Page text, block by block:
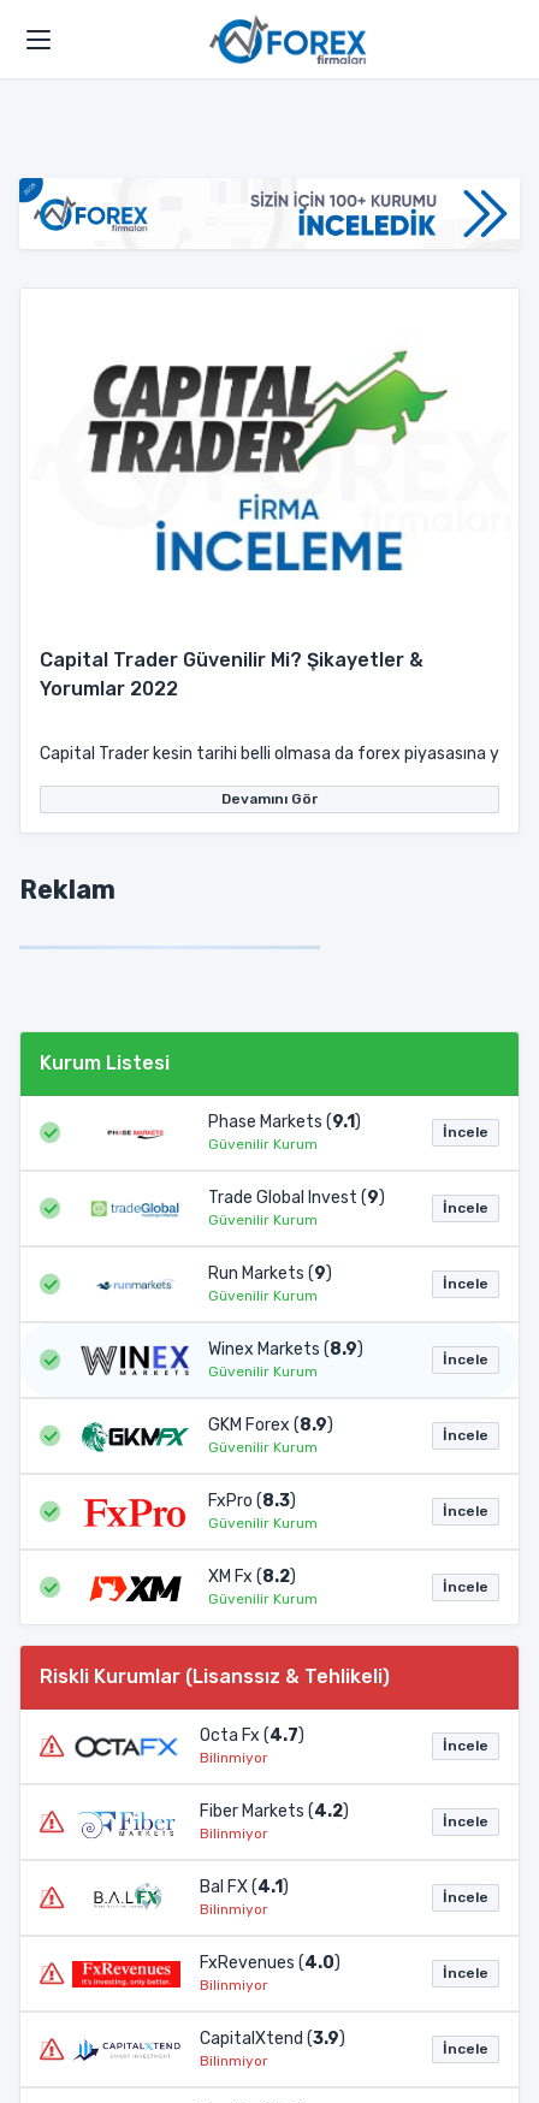
Capital Trader Güvenilir Mi? Şikayetler &
Yorumlar 2022
Capital Trader kesin tarihi belli olmasa da forex piyasasına yeni
Devamını Gör
Reklam
Kurum Listesi
Phase Markets (9.1)
Güvenilir Kurum
İncele
Trade Global Invest (9)
Güvenilir Kurum
İncele
Run Markets (9)
Güvenilir Kurum
İncele
Winex Markets (8.9)
Güvenilir Kurum
İncele
GKM Forex (8.9)
Güvenilir Kurum
İncele
FxPro (8.3)
Güvenilir Kurum
İncele
XM Fx (8.2)
Güvenilir Kurum
İncele
Riskli Kurumlar (Lisanssız & Tehlikeli)
Octa Fx (4.7)
Bilinmiyor
İncele
Fiber Markets (4.2)
Bilinmiyor
İncele
Bal FX (4.1)
Bilinmiyor
İncele
FxRevenues (4.0)
Bilinmiyor
İncele
CapitalXtend (3.9)
Bilinmiyor
İncele